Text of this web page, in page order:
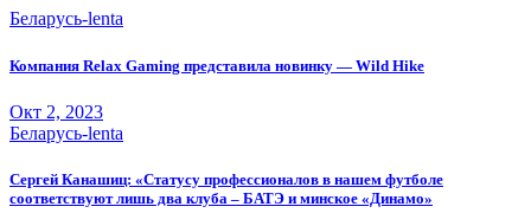
Беларусь-lenta
Компания Relax Gaming представила новинку — Wild Hike
Окт 2, 2023
Беларусь-lenta
Сергей Канашиц: «Статусу профессионалов в нашем футболе
соответствуют лишь два клуба – БАТЭ и минское «Динамо»